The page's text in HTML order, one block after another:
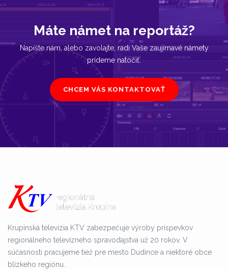
Máte námet na reportáž?
Napíšte nám, alebo zavolajte, radi Vaše zaujímavé námety
prídeme natočiť.
CHCEM VÁS KONTAKTOVAŤ
Krupinská televízia KTV zabezpečuje výroby príspevkov
regionálneho televízneho spravodajstva už 20 rokov. V
súčasnosti pracujeme tiež pre mesto Dudince a niektoré obce
blízkeho regiónu.